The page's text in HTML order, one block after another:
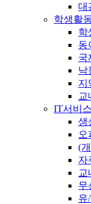
대
학생활
학
동
국
낙
지
교
IT서비스
생
오
(
자
교
무
유